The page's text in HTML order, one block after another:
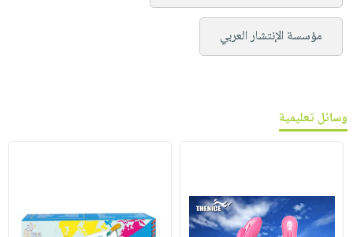
مؤسسة الإنتشار العربي
وسائل تعليمية